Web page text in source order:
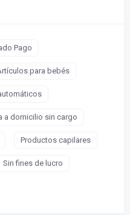
Pago
para bebés
a domicilio sin cargo
Productos capilares
Sin fines de lucro